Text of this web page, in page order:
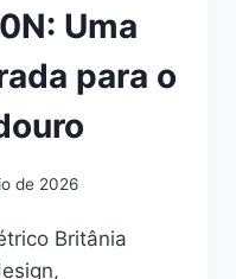
Uma
para o
de 2026
Britânia